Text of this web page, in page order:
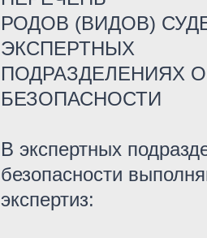
РОДОВ (ВИДОВ)
ЭКСПЕРТНЫХ
ПОДРАЗДЕЛЕНИЯХ
БЕЗОПАСНОСТИ
В экспертных
безопасности
экспертиз: